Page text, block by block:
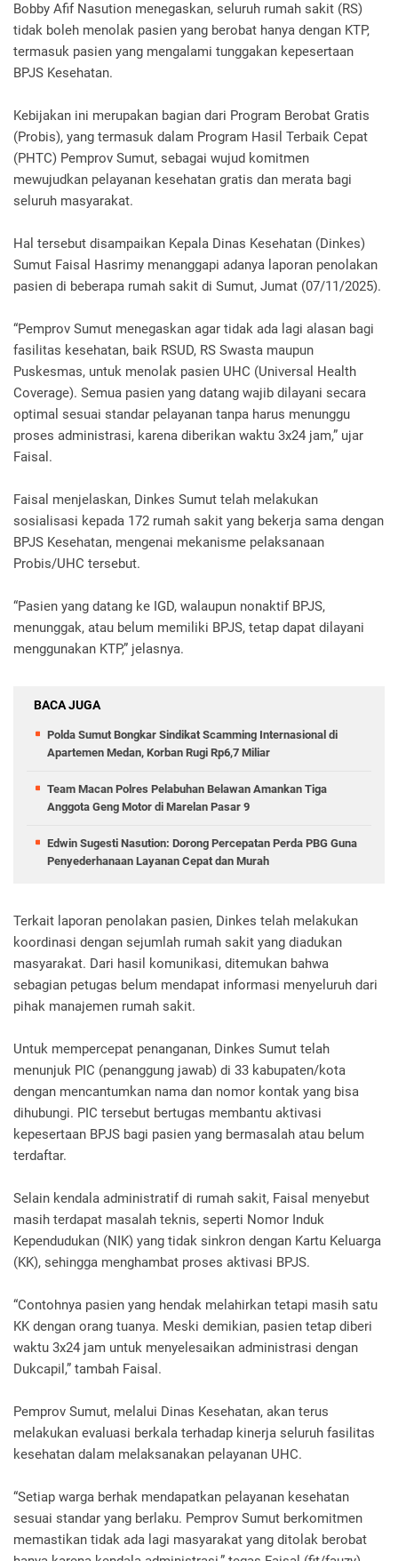
Bobby Afif Nasution menegaskan, seluruh rumah sakit (RS)
tidak boleh menolak pasien yang berobat hanya dengan KTP,
termasuk pasien yang mengalami tunggakan kepesertaan
BPJS Kesehatan.
Kebijakan ini merupakan bagian dari Program Berobat Gratis
(Probis), yang termasuk dalam Program Hasil Terbaik Cepat
(PHTC) Pemprov Sumut, sebagai wujud komitmen
mewujudkan pelayanan kesehatan gratis dan merata bagi
seluruh masyarakat.
Hal tersebut disampaikan Kepala Dinas Kesehatan (Dinkes)
Sumut Faisal Hasrimy menanggapi adanya laporan penolakan
pasien di beberapa rumah sakit di Sumut, Jumat (07/11/2025).
“Pemprov Sumut menegaskan agar tidak ada lagi alasan bagi
fasilitas kesehatan, baik RSUD, RS Swasta maupun
Puskesmas, untuk menolak pasien UHC (Universal Health
Coverage). Semua pasien yang datang wajib dilayani secara
optimal sesuai standar pelayanan tanpa harus menunggu
proses administrasi, karena diberikan waktu 3x24 jam,” ujar
Faisal.
Faisal menjelaskan, Dinkes Sumut telah melakukan
sosialisasi kepada 172 rumah sakit yang bekerja sama dengan
BPJS Kesehatan, mengenai mekanisme pelaksanaan
Probis/UHC tersebut.
“Pasien yang datang ke IGD, walaupun nonaktif BPJS,
menunggak, atau belum memiliki BPJS, tetap dapat dilayani
menggunakan KTP,” jelasnya.
BACA JUGA
Polda Sumut Bongkar Sindikat Scamming Internasional di
Apartemen Medan, Korban Rugi Rp6,7 Miliar
Team Macan Polres Pelabuhan Belawan Amankan Tiga
Anggota Geng Motor di Marelan Pasar 9
Edwin Sugesti Nasution: Dorong Percepatan Perda PBG Guna
Penyederhanaan Layanan Cepat dan Murah
Terkait laporan penolakan pasien, Dinkes telah melakukan
koordinasi dengan sejumlah rumah sakit yang diadukan
masyarakat. Dari hasil komunikasi, ditemukan bahwa
sebagian petugas belum mendapat informasi menyeluruh dari
pihak manajemen rumah sakit.
Untuk mempercepat penanganan, Dinkes Sumut telah
menunjuk PIC (penanggung jawab) di 33 kabupaten/kota
dengan mencantumkan nama dan nomor kontak yang bisa
dihubungi. PIC tersebut bertugas membantu aktivasi
kepesertaan BPJS bagi pasien yang bermasalah atau belum
terdaftar.
Selain kendala administratif di rumah sakit, Faisal menyebut
masih terdapat masalah teknis, seperti Nomor Induk
Kependudukan (NIK) yang tidak sinkron dengan Kartu Keluarga
(KK), sehingga menghambat proses aktivasi BPJS.
“Contohnya pasien yang hendak melahirkan tetapi masih satu
KK dengan orang tuanya. Meski demikian, pasien tetap diberi
waktu 3x24 jam untuk menyelesaikan administrasi dengan
Dukcapil,” tambah Faisal.
Pemprov Sumut, melalui Dinas Kesehatan, akan terus
melakukan evaluasi berkala terhadap kinerja seluruh fasilitas
kesehatan dalam melaksanakan pelayanan UHC.
“Setiap warga berhak mendapatkan pelayanan kesehatan
sesuai standar yang berlaku. Pemprov Sumut berkomitmen
memastikan tidak ada lagi masyarakat yang ditolak berobat